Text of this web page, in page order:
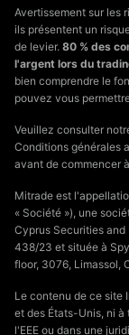
Avertissement sur les
ils présentent un
de levier. 80 % des
l'argent lors du
bien comprendre le
pouvez vous
Veuillez consulter
Conditions générales
avant de commencer
Mitrade est
« Société »), une
Cyprus Securities and
438/23 et située à
floor, 3076, Limassol,
Le contenu de ce site
et des États-Unis, ni à
l'EEE ou dans une